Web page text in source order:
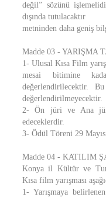
değil” sözünü
dışında tutulacaktır
metninden daha geniş
Madde 03 - YARIŞMA
1- Ulusal Kısa Film
mesai bitimine
değerlendirilecektir.
değerlendirilmeyecektir.
2- Ön jüri ve Ana jüri
edeceklerdir.
3- Ödül Töreni 29
Madde 04 - KATILIM
Konya il Kültür ve
Kısa film yarışması
1- Yarışmaya